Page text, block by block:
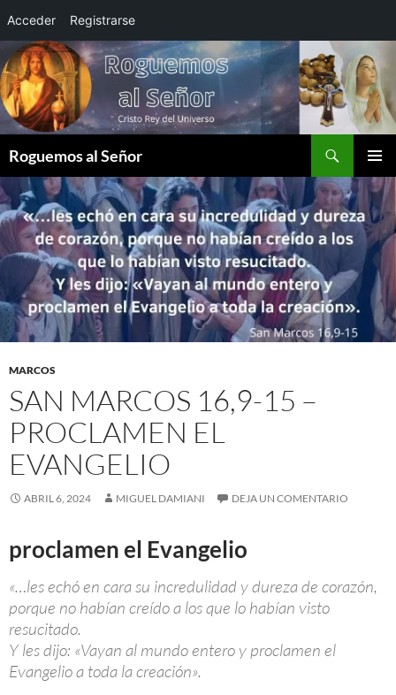
Acceder Registrarse
Saltar
al
contenido
Roguemos al Señor
MENÚ
MARCOS
SAN MARCOS 16,9-15 –
PROCLAMEN EL
EVANGELIO
ABRIL 6, 2024 MIGUEL DAMIANI DEJA UN COMENTARIO
proclamen el Evangelio
«…les echó en cara su incredulidad y dureza de corazón,
porque no habían creído a los que lo habían visto
resucitado.
Y les dijo: «Vayan al mundo entero y proclamen el
Evangelio a toda la creación».